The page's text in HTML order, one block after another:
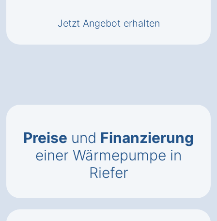
Jetzt Angebot erhalten
Preise und Finanzierung
einer Wärmepumpe in
Riefer